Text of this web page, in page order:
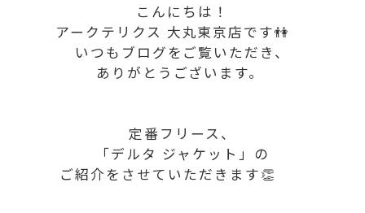
こんにちは！
アークテリクス 大丸東京店です👫
いつもブログをご覧いただき、
ありがとうございます。
定番フリース、
「デルタ ジャケット」の
ご紹介をさせていただきます👏